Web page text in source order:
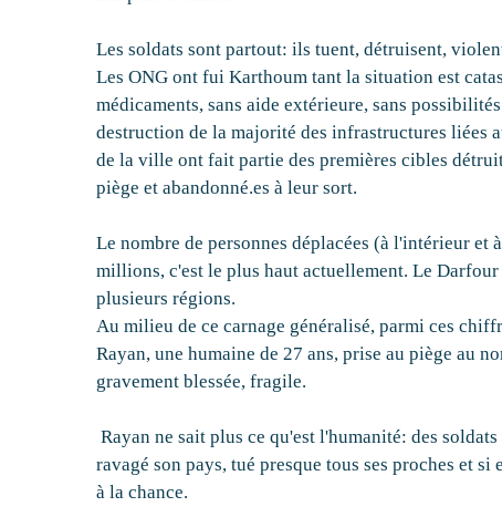
Les soldats sont partout: ils tuent, détruisent,
Les ONG ont fui Karthoum tant la situation est
médicaments, sans aide extérieure, sans
destruction de la majorité des infrastructures liées
de la ville ont fait partie des premières cibles
piège et abandonné.es à leur sort.
Le nombre de personnes déplacées (à l'intérieur et
millions, c'est le plus haut actuellement. Le
plusieurs régions.
Au milieu de ce carnage généralisé, parmi ces
Rayan, une humaine de 27 ans, prise au piège au
gravement blessée, fragile.
Rayan ne sait plus ce qu'est l'humanité: des
ravagé son pays, tué presque tous ses proches et
à la chance.